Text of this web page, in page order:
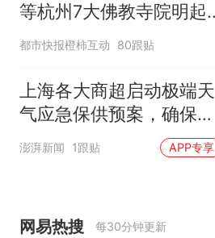
等杭州7大佛教寺院明起
临时关闭，别跑空了
都市快报橙柿互动 80跟贴
上海各大商超启动极端天
气应急保供预案，确保物
资充足价格平稳
澎湃新闻 1跟贴 APP专享
网易热搜 每30分钟更新